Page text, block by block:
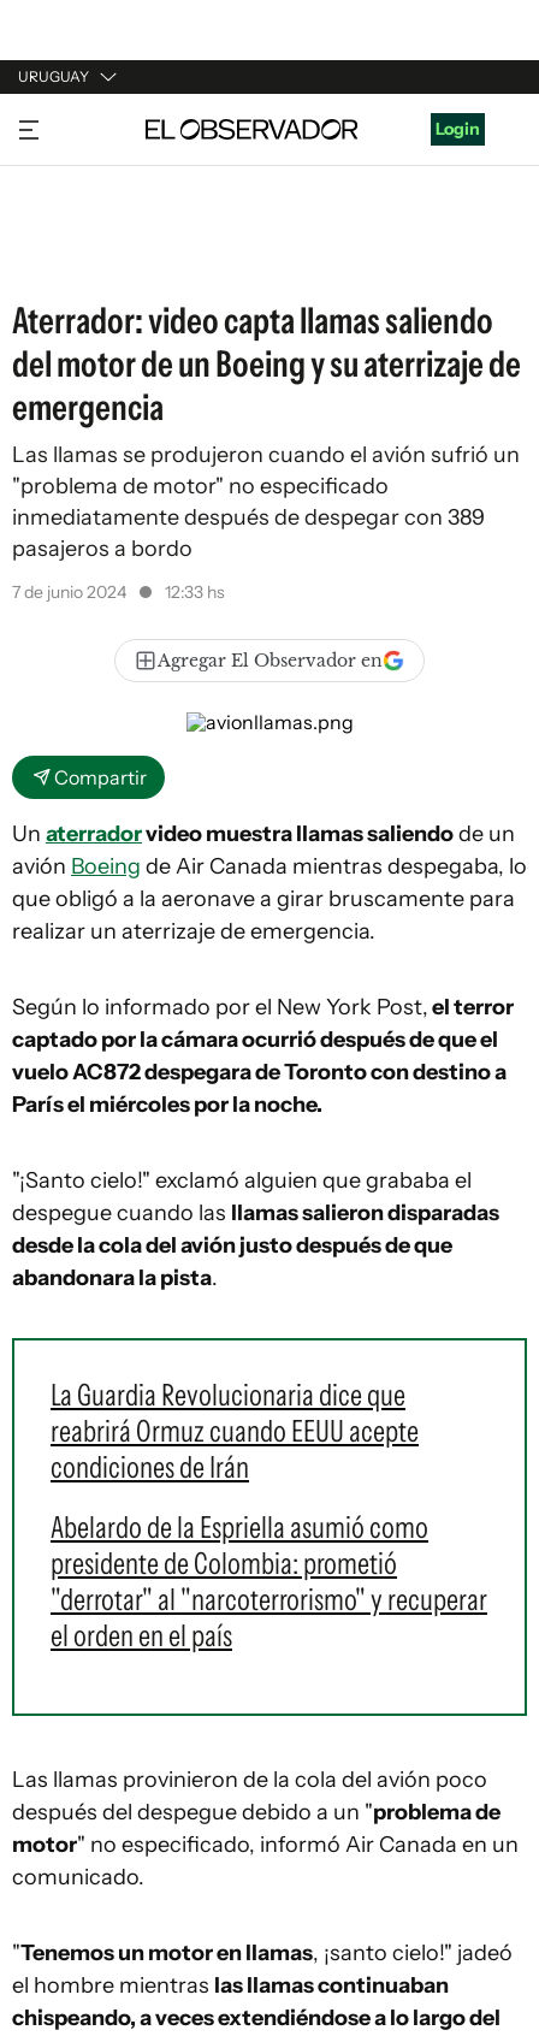
URUGUAY
URUGUAY
ARGENTINA
Login
Aterrador: video capta llamas saliendo
del motor de un Boeing y su aterrizaje de
emergencia
Las llamas se produjeron cuando el avión sufrió un
"problema de motor" no especificado
inmediatamente después de despegar con 389
pasajeros a bordo
7 de junio 2024 12:33 hs
Agregar El Observador en
Compartir
Un aterradorvideo muestra llamas saliendode un
avión Boeing de Air Canada mientras despegaba, lo
que obligó a la aeronave a girar bruscamente para
realizar un aterrizaje de emergencia.
Según lo informado por el New York Post,el terror
captado por la cámara ocurrió después de que el
vuelo AC872 despegara de Toronto con destino a
París el miércoles por la noche.
"¡Santo cielo!" exclamó alguien que grababa el
despegue cuando las llamas salieron disparadas
desde la cola del avión justo después de que
abandonara la pista.
La Guardia Revolucionaria dice que
reabrirá Ormuz cuando EEUU acepte
condiciones de Irán
Abelardo de la Espriella asumió como
presidente de Colombia: prometió
"derrotar" al "narcoterrorismo" y recuperar
el orden en el país
Las llamas provinieron de la cola del avión poco
después del despegue debido a un "problema de
motor" no especificado, informó Air Canada en un
comunicado.
"Tenemos un motor en llamas, ¡santo cielo!" jadeó
el hombre mientras las llamas continuaban
chispeando, a veces extendiéndose a lo largo del